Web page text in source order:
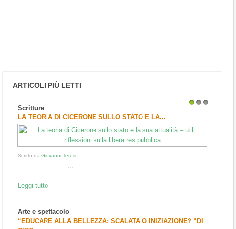
ARTICOLI PIÙ LETTI
Scritture
LA TEORIA DI CICERONE SULLO STATO E LA...
Scritto daGiovanni Teresi
...
Leggi tutto
Arte e spettacolo
“EDUCARE ALLA BELLEZZA: SCALATA O INIZIAZIONE? “DI